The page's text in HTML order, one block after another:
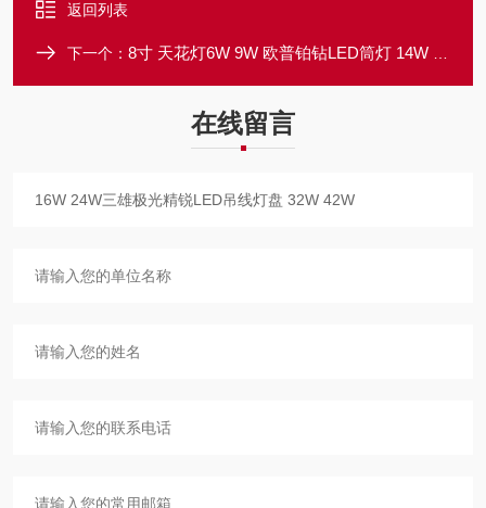
返回列表
下一个： 8寸 天花灯6W 9W 欧普铂钻LED筒灯 14W 18W 24W
在线留言